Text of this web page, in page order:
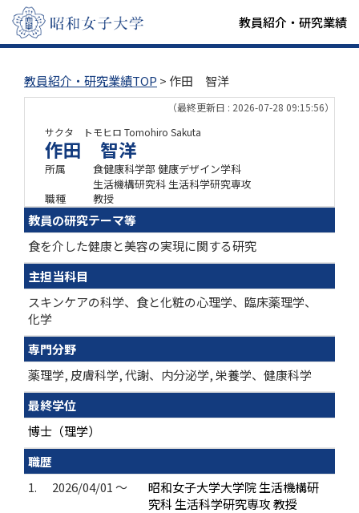
教員紹介・研究業績
教員紹介・研究業績TOP > 作田 智洋
（最終更新日 : 2026-07-28 09:15:56）
サクタ トモヒロ Tomohiro Sakuta
作田 智洋
所属
食健康科学部 健康デザイン学科
生活機構研究科 生活科学研究専攻
職種
教授
教員の研究テーマ等
食を介した健康と美容の実現に関する研究
主担当科目
スキンケアの科学、食と化粧の心理学、臨床薬理学、
化学
専門分野
薬理学, 皮膚科学, 代謝、内分泌学, 栄養学、健康科学
最終学位
博士（理学）
職歴
1.
2026/04/01 ～
昭和女子大学大学院 生活機構研
究科 生活科学研究専攻 教授